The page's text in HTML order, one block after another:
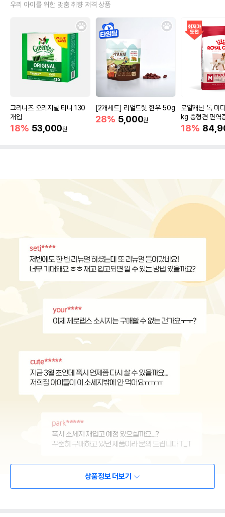
우리 아이를 위한 맞춤 취향 저격 상품
그리니즈 오리지널 티니 130
개입
18% 53,000원
[2개세트] 리얼트릿 한우 50g
28% 5,000원
로얄캐닌 독 미
kg 중형견 면역
18%
상품정보 더보기